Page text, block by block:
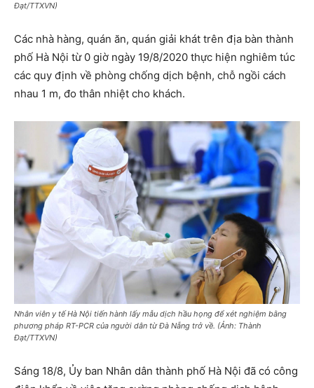
Đạt/TTXVN)
Các nhà hàng, quán ăn, quán giải khát trên địa bàn thành
phố Hà Nội từ 0 giờ ngày 19/8/2020 thực hiện nghiêm túc
các quy định về phòng chống dịch bệnh, chỗ ngồi cách
nhau 1 m, đo thân nhiệt cho khách.
Nhân viên y tế Hà Nội tiến hành lấy mẫu dịch hầu họng để xét nghiệm bằng
phương pháp RT-PCR của người dân từ Đà Nẵng trở về. (Ảnh: Thành
Đạt/TTXVN)
Sáng 18/8, Ủy ban Nhân dân thành phố Hà Nội đã có công